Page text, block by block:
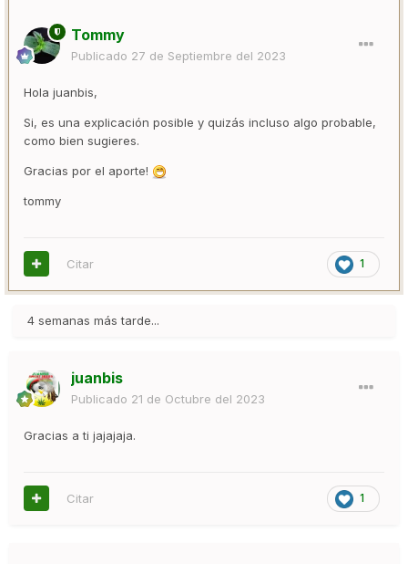
Tommy
Publicado 27 de Septiembre del 2023
Hola juanbis,
Si, es una explicación posible y quizás incluso algo probable,
como bien sugieres.
Gracias por el aporte!
tommy
1
Citar
4 semanas más tarde...
juanbis
Publicado 21 de Octubre del 2023
Gracias a ti jajajaja.
1
Citar